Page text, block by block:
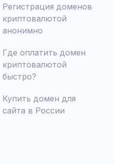
Регистрация доменов
криптовалютой
анонимно
Где оплатить домен
криптовалютой
быстро?
Купить домен для
сайта в России